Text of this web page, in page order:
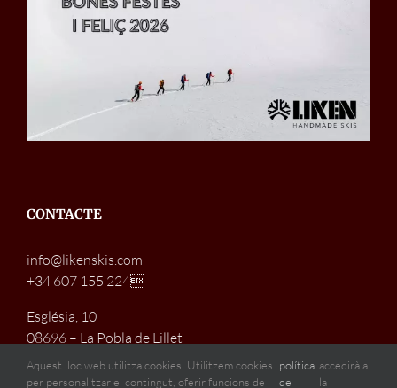
CONTACTE
info@likenskis.com
+34 607 155 224
Església, 10
08696 – La Pobla de Lillet
Barcelona (Spain)
Aquest lloc web utilitza cookies. Utilitzem cookies
per personalitzar el contingut, oferir funcions de
política
de
accedirà a
la